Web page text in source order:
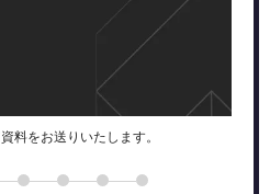
料をお送りいたします。